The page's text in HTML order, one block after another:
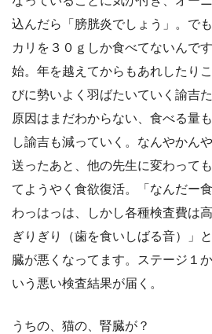
込んだら「膀胱炎でしょう」。で
カリを３０ｇしか食べてないんで
始。年を越えてからもあれしたり
びに勢いよく羽ばたいていく諭吉
原因はまだわからない、食べる量
し諭吉も減っていく。なんやかん
送ったあと、他の先生に変わって
てようやく食欲復活。「なんだー
わっはっは、しかし各種検査費は
ぎりぎり（歯を食いしばる音）」
臓が悪くなってます。ステージ１
いう悪い検査結果が届く。
うちの、猫の、腎臓が？